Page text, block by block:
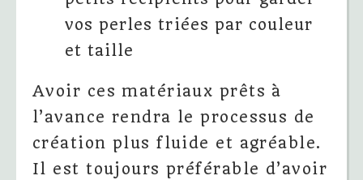
vos perles triées par couleur
et taille
Avoir ces matériaux prêts à
l’avance rendra le processus de
création plus fluide et agréable.
Il est toujours préférable d’avoir